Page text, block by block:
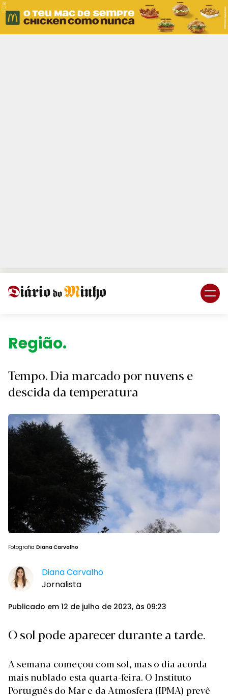
PUB.
Região.
Tempo. Dia marcado por nuvens e
descida da temperatura
Fotografia Diana Carvalho
Diana Carvalho
Jornalista
Publicado em 12 de julho de 2023, às 09:23
O sol pode aparecer durante a tarde.
A semana começou com sol, mas o dia acorda
mais nublado esta quarta-feira. O Instituto
Português do Mar e da Atmosfera (IPMA) prevê